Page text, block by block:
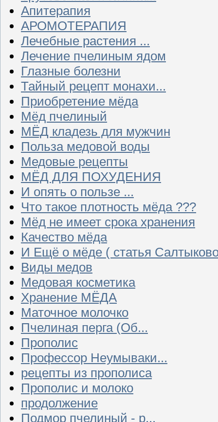
Апитерапия
АРОМОТЕРАПИЯ
Лечебные растения ...
Лечение пчелиным ядом
Глазные болезни
Тайный рецепт монахи...
Приобретение мёда
Мёд пчелиный
МЁД кладезь для мужчин
Польза медовой воды
Медовые рецепты
МЁД ДЛЯ ПОХУДЕНИЯ
И опять о пользе ...
Что такое плотность мёда ???
Мёд не имеет срока хранения
Качество мёда
И Ещё о мёде ( статья
Виды медов
Медовая косметика
Хранение МЁДА
Маточное молочко
Пчелиная перга (Об...
Прополис
Профессор Неумываки...
рецепты из прополиса
Прополис и молоко
продолжение
Подмор пчелиный - р...